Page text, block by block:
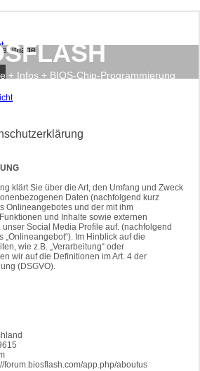
+ Infos + BIOS-Chip-Programmierung
klärt Sie über die Art, den Umfang und Zweck
Daten (nachfolgend kurz
Onlineangebotes und der mit ihm
und Inhalte sowie externen
Social Media Profile auf. (nachfolgend
Im Hinblick auf die
wie z.B. „Verarbeitung“ oder
wir auf die Definitionen im Art. 4 der
(DSGVO).
forum.biosflash.com/app.php/aboutus